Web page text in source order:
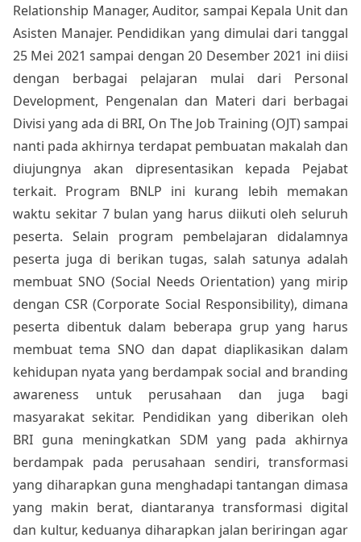
Relationship Manager, Auditor, sampai Kepala Unit dan
Asisten Manajer. Pendidikan yang dimulai dari tanggal
25 Mei 2021 sampai dengan 20 Desember 2021 ini diisi
dengan berbagai pelajaran mulai dari Personal
Development, Pengenalan dan Materi dari berbagai
Divisi yang ada di BRI, On The Job Training (OJT) sampai
nanti pada akhirnya terdapat pembuatan makalah dan
diujungnya akan dipresentasikan kepada Pejabat
terkait. Program BNLP ini kurang lebih memakan
waktu sekitar 7 bulan yang harus diikuti oleh seluruh
peserta. Selain program pembelajaran didalamnya
peserta juga di berikan tugas, salah satunya adalah
membuat SNO (Social Needs Orientation) yang mirip
dengan CSR (Corporate Social Responsibility), dimana
peserta dibentuk dalam beberapa grup yang harus
membuat tema SNO dan dapat diaplikasikan dalam
kehidupan nyata yang berdampak social and branding
awareness untuk perusahaan dan juga bagi
masyarakat sekitar. Pendidikan yang diberikan oleh
BRI guna meningkatkan SDM yang pada akhirnya
berdampak pada perusahaan sendiri, transformasi
yang diharapkan guna menghadapi tantangan dimasa
yang makin berat, diantaranya transformasi digital
dan kultur, keduanya diharapkan jalan beriringan agar